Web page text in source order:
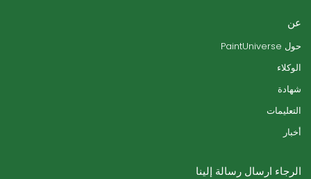
عن
حول PaintUniverse
الوكلاء
شهادة
التعليمات
أخبار
الرجاء ارسال رسالة إلينا